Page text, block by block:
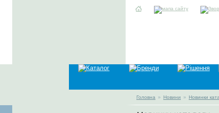
Головна » Новини » Новинки